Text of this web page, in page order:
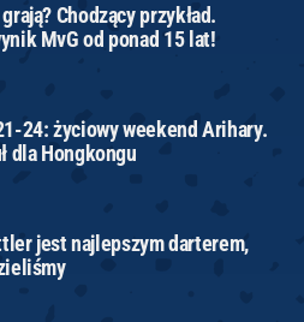
Chodzący przykład.
MvG od ponad 15 lat!
24: życiowy weekend Arihary.
dla Hongkongu
jest najlepszym darterem,